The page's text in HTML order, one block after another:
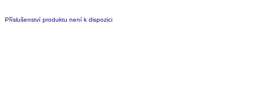
Příslušenství produktu není k dispozici